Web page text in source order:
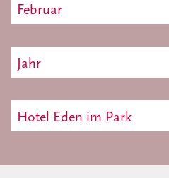
Februar
Jahr
Hotel Eden im Park